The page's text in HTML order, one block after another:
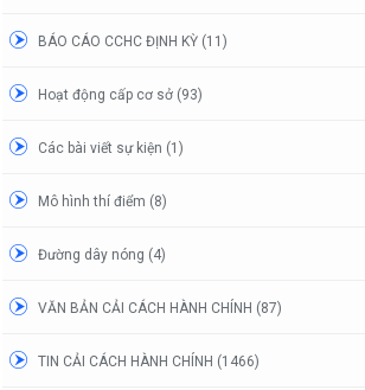
BÁO CÁO CCHC ĐỊNH KỲ (11)
Hoạt động cấp cơ sở (93)
Các bài viết sự kiện (1)
Mô hình thí điểm (8)
Đường dây nóng (4)
VĂN BẢN CẢI CÁCH HÀNH CHÍNH (87)
TIN CẢI CÁCH HÀNH CHÍNH (1466)